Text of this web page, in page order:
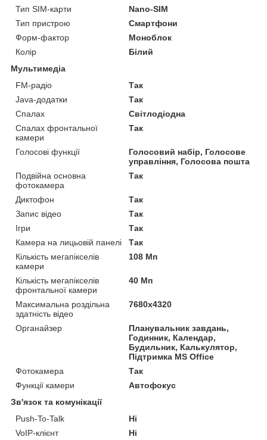
Тип SIM-карти
Nano-SIM
Тип пристрою
Смартфони
Форм-фактор
Моноблок
Колір
Білий
Мультимедіа
FM-радіо
Так
Java-додатки
Так
Спалах
Світлодіодна
Спалах фронтальної
камери
Так
Голосові функції
Голосовий набір, Голосове
управління, Голосова пошта
Подвійна основна
фотокамера
Так
Диктофон
Так
Запис відео
Так
Ігри
Так
Камера на лицьовій панелі
Так
Кількість мегапікселів
камери
108 Мп
Кількість мегапікселів
фронтальної камери
40 Мп
Максимальна роздільна
здатність відео
7680x4320
Органайзер
Планувальник завдань,
Годинник, Календар,
Будильник, Калькулятор,
Підтримка MS Office
Фотокамера
Так
Функції камери
Автофокус
Зв'язок та комунікації
Push-To-Talk
Ні
VoIP-клієнт
Ні